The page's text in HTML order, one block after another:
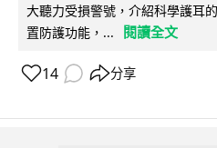
大聽力受損警號，介紹科學護耳
置防護功能，...
閱讀全文
14 分享